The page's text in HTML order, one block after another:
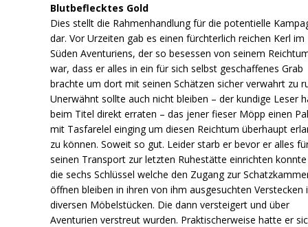
Blutbeflecktes Gold
Dies stellt die Rahmenhandlung für die potentielle
dar. Vor Urzeiten gab es einen fürchterlich reichen Kerl im
Süden Aventuriens, der so besessen von seinem
war, dass er alles in ein für sich selbst geschaffenes Grab
brachte um dort mit seinen Schätzen sicher verwahrt zu
Unerwähnt sollte auch nicht bleiben – der kundige Leser
beim Titel direkt erraten – das jener fieser Möpp einen
mit Tasfarelel einging um diesen Reichtum überhaupt
zu können. Soweit so gut. Leider starb er bevor er alles
seinen Transport zur letzten Ruhestätte einrichten
die sechs Schlüssel welche den Zugang zur
öffnen bleiben in ihren von ihm ausgesuchten Verstecken
diversen Möbelstücken. Die dann versteigert und über
Aventurien verstreut wurden. Praktischerweise hatte er